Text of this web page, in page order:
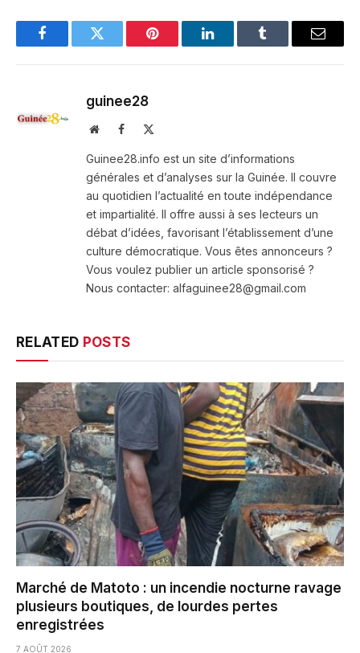
FacebookTwitter Pinterest LinkedInTumblr Email
guinee28
WebsiteFacebook
Guinee28.info est un site d’informations
générales et d’analyses sur la Guinée. Il couvre
au quotidien l’actualité en toute indépendance
et impartialité. Il offre aussi à ses lecteurs un
débat d’idées, favorisant l’établissement d’une
culture démocratique. Vous êtes annonceurs ?
Vous voulez publier un article sponsorisé ?
Nous contacter: alfaguinee28@gmail.com
RELATED POSTS
Marché de Matoto : un incendie nocturne ravage
plusieurs boutiques, de lourdes pertes
enregistrées
7 AOÛT 2026